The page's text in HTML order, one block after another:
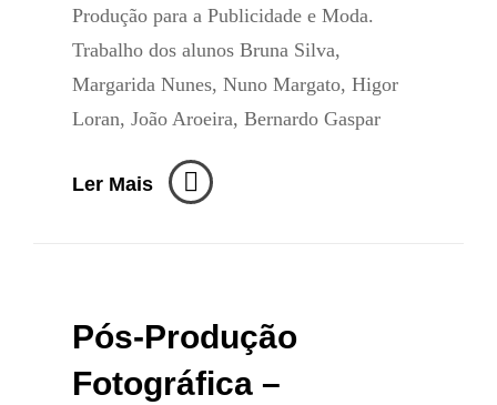
Produção para a Publicidade e Moda.
Trabalho dos alunos Bruna Silva,
Margarida Nunes, Nuno Margato, Higor
Loran, João Aroeira, Bernardo Gaspar
Ler Mais Produção
Para
Moda
Pós-Produção
Fotográfica –